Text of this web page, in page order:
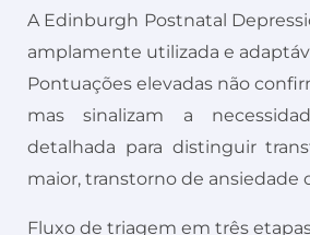
A Edinburgh Postnatal
amplamente utilizada e
Pontuações elevadas não
mas sinalizam a
detalhada para distinguir
maior, transtorno de ansiedade
Fluxo de triagem em três